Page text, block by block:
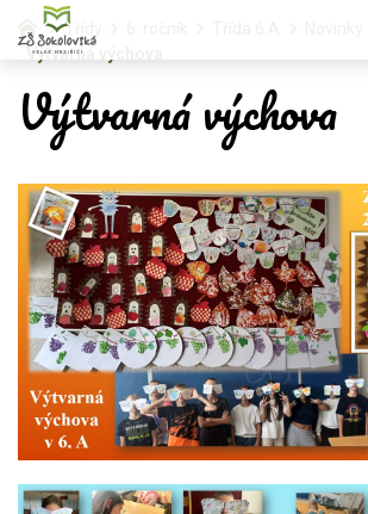
Třídy
Výtvarná výchova
Výtvarná výchova